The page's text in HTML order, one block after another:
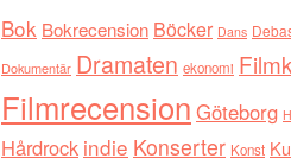
Bok Bokrecension Böcker Dans
Dokumentär Dramaten ekonomi
Filmrecension Göteborg
Hårdrock indie Konserter Konst